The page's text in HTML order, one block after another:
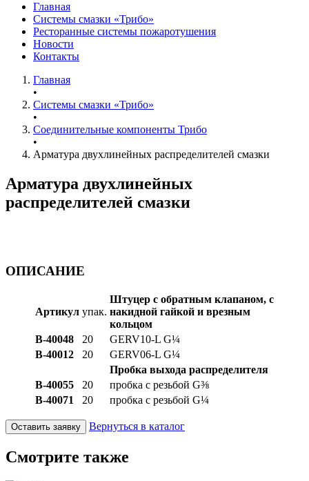
Главная
Системы смазки «Трибо»
Ресторанные системы пожаротушения
Новости
Контакты
Главная
•
Системы смазки «Трибо»
•
Соединительные компоненты Трибо
•
Арматура двухлинейных распределителей смазки
Арматура двухлинейных
распределителей смазки
ОПИСАНИЕ
Артикул упак.
Штуцер с обратным клапаном, с
накидной гайкой и врезным
кольцом
B-40048
20
GERV10-L G¼
B-40012
20
GERV06-L G¼
Пробка выхода распределителя
B-40055
20
пробка с резьбой G⅜
B-40071
20 пробка с резьбой G¼
Оставить заявку Вернуться в каталог
Смотрите также